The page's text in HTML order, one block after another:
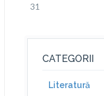
31
CATEGORII
Literatură